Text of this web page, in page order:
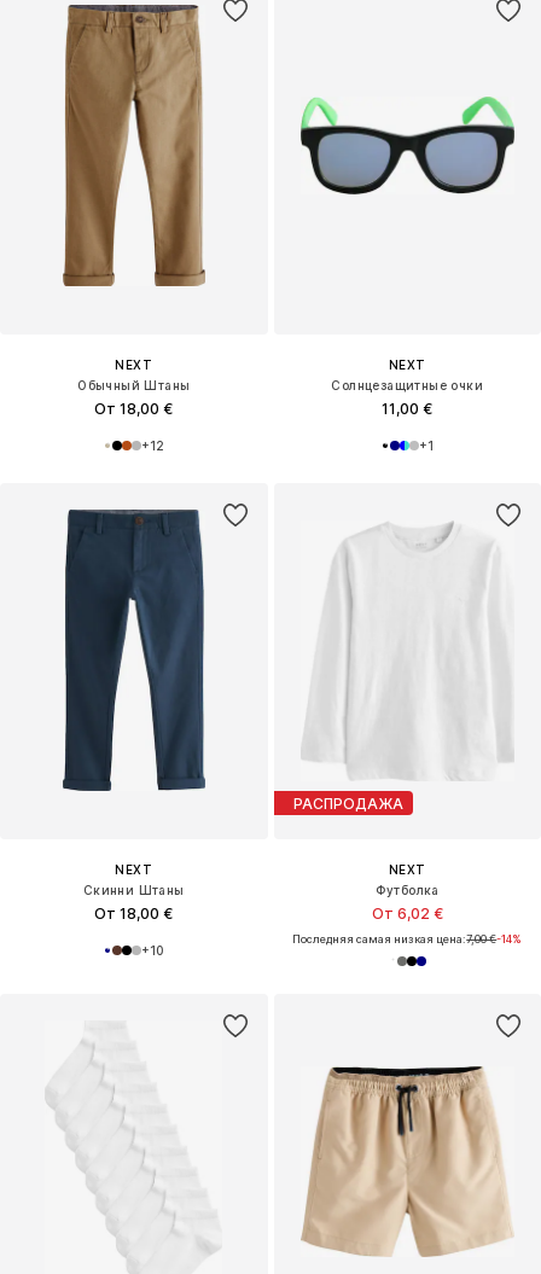
NEXT
Обычный Штаны
От 18,00 €
+12
NEXT
Солнцезащитные очки
11,00 €
+1
NEXT
Скинни Штаны
От 18,00 €
+10
РАСПРОДАЖА
NEXT
Футболка
От 6,02 €
Последняя самая низкая цена:7,00 €-14%